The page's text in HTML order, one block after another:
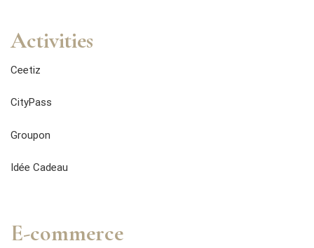
Activities
Ceetiz
CityPass
Groupon
Idée Cadeau
E-commerce